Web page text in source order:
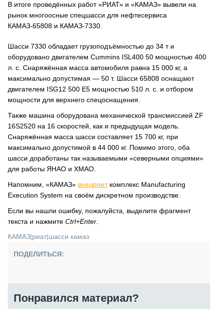
В итоге проведённых работ «РИАТ» и «КАМАЗ» вывели на
рынок многоосные спецшасси для нефтесервиса
КАМАЗ-65808 и КАМАЗ-7330.
Шасси 7330 обладает грузоподъёмностью до 34 т и
оборудовано двигателем Cummins ISL400 50 мощностью 400
л. с. Снаряжённая масса автомобиля равна 15 000 кг, а
максимально допустимая — 50 т. Шасси 65808 оснащают
двигателем ISG12 500 E5 мощностью 510 л. с. и отбором
мощности для верхнего спецоснащения.
Также машина оборудована механической трансмиссией ZF
16S2520 на 16 скоростей, как и предыдущая модель.
Снаряжённая масса шасси составляет 15 700 кг, при
максимально допустимой в 44 000 кг. Помимо этого, оба
шасси доработаны так называемыми «северными опциями»
для работы ЯНАО и ХМАО.
Напомним, «КАМАЗ» внедряеткомплекс Manufacturing
Execution System на своём дискретном производстве.
Если вы нашли ошибку, пожалуйста, выделите фрагмент
текста и нажмите Ctrl+Enter
КАМАЗ|риат|шасси камаз
ПОДЕЛИТЬСЯ:
Понравился материал?